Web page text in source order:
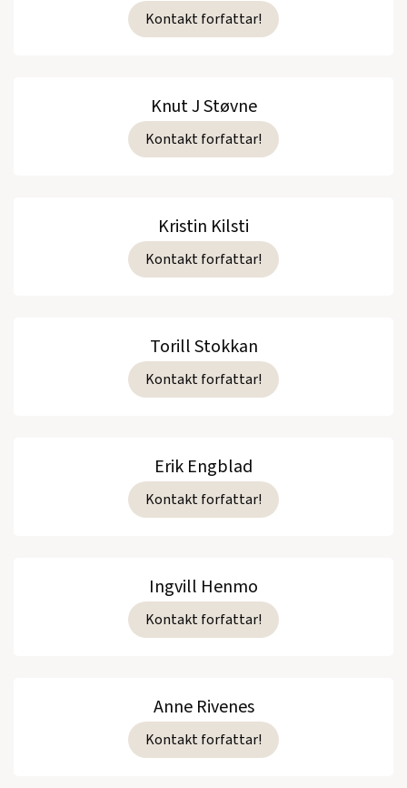
Kontakt forfattar!
Knut J Støvne
Kontakt forfattar!
Kristin Kilsti
Kontakt forfattar!
Torill Stokkan
Kontakt forfattar!
Erik Engblad
Kontakt forfattar!
Ingvill Henmo
Kontakt forfattar!
Anne Rivenes
Kontakt forfattar!